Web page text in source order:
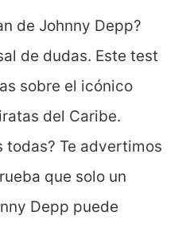
de Johnny Depp?
de dudas. Este test
sobre el icónico
del Caribe.
todas? Te advertimos
que solo un
Depp puede